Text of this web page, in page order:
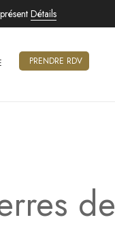
Détails
PRENDRE RDV